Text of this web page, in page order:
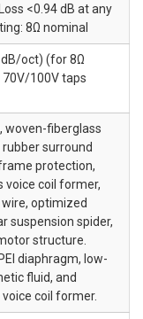
<0.94 dB at any
8Ω nominal
dB/oct) (for 8Ω
100V taps
woven-fiberglass
surround
protection,
voice coil former,
optimized
suspension spider,
structure.
diaphragm, low-
fluid, and
coil former.